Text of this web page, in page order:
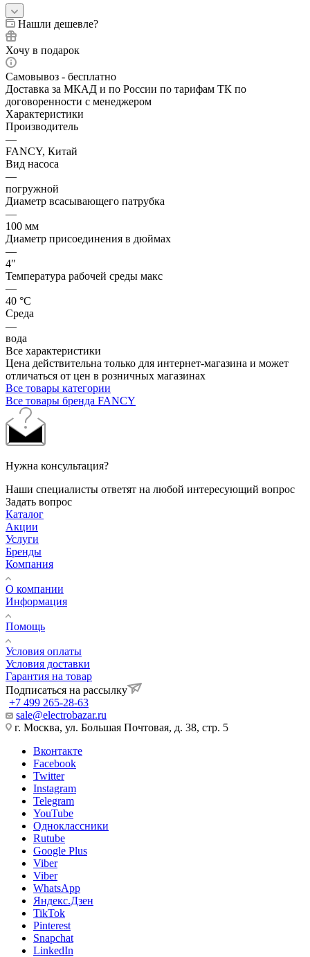
Нашли дешевле?
Хочу в подарок
Самовывоз - бесплатно
Доставка за МКАД и по России по тарифам ТК по
договоренности с менеджером
Характеристики
Производитель
—
FANCY, Китай
Вид насоса
—
погружной
Диаметр всасывающего патрубка
—
100 мм
Диаметр присоединения в дюймах
—
4″
Температура рабочей среды макс
—
40 °С
Среда
—
вода
Все характеристики
Цена действительна только для интернет-магазина и может
отличаться от цен в розничных магазинах
Все товары категории
Все товары бренда FANCY
Нужна консультация?
Наши специалисты ответят на любой интересующий вопрос
Задать вопрос
Каталог
Акции
Услуги
Бренды
Компания
О компании
Информация
Помощь
Условия оплаты
Условия доставки
Гарантия на товар
Подписаться на рассылку
+7 499 265-28-63
sale@electrobazar.ru
г. Москва, ул. Большая Почтовая, д. 38, стр. 5
Вконтакте
Facebook
Twitter
Instagram
Telegram
YouTube
Одноклассники
Rutube
Google Plus
Viber
Viber
WhatsApp
Яндекс.Дзен
TikTok
Pinterest
Snapchat
LinkedIn